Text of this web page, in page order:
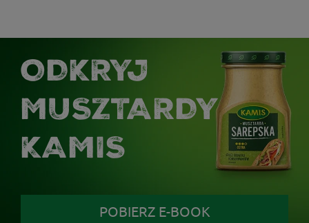
ODKRYJ
MUSZTARDY
KAMIS
POBIERZ E-BOOK